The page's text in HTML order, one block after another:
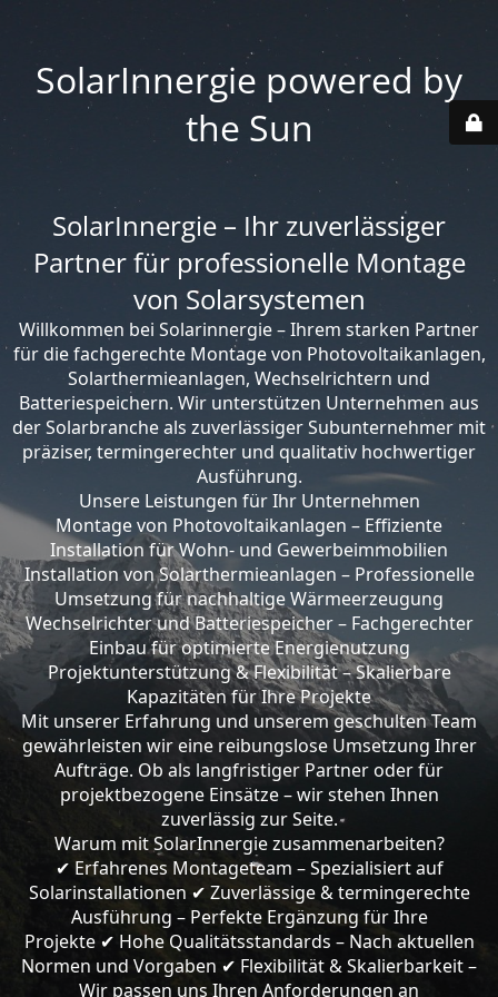
SolarInnergie powered by
the Sun
SolarInnergie – Ihr zuverlässiger
Partner für professionelle Montage
von Solarsystemen
Willkommen bei Solarinnergie – Ihrem starken Partner
für die fachgerechte Montage von Photovoltaikanlagen,
Solarthermieanlagen, Wechselrichtern und
Batteriespeichern. Wir unterstützen Unternehmen aus
der Solarbranche als zuverlässiger Subunternehmer mit
präziser, termingerechter und qualitativ hochwertiger
Ausführung.
Unsere Leistungen für Ihr Unternehmen
Montage von Photovoltaikanlagen – Effiziente
Installation für Wohn- und Gewerbeimmobilien
Installation von Solarthermieanlagen – Professionelle
Umsetzung für nachhaltige Wärmeerzeugung
Wechselrichter und Batteriespeicher – Fachgerechter
Einbau für optimierte Energienutzung
Projektunterstützung & Flexibilität – Skalierbare
Kapazitäten für Ihre Projekte
Mit unserer Erfahrung und unserem geschulten Team
gewährleisten wir eine reibungslose Umsetzung Ihrer
Aufträge. Ob als langfristiger Partner oder für
projektbezogene Einsätze – wir stehen Ihnen
zuverlässig zur Seite.
Warum mit SolarInnergie zusammenarbeiten?
✔ Erfahrenes Montageteam – Spezialisiert auf
Solarinstallationen ✔ Zuverlässige & termingerechte
Ausführung – Perfekte Ergänzung für Ihre
Projekte ✔ Hohe Qualitätsstandards – Nach aktuellen
Normen und Vorgaben ✔ Flexibilität & Skalierbarkeit –
Wir passen uns Ihren Anforderungen an